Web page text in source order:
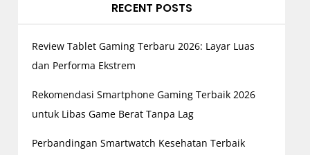
RECENT POSTS
Review Tablet Gaming Terbaru 2026: Layar Luas
dan Performa Ekstrem
Rekomendasi Smartphone Gaming Terbaik 2026
untuk Libas Game Berat Tanpa Lag
Perbandingan Smartwatch Kesehatan Terbaik